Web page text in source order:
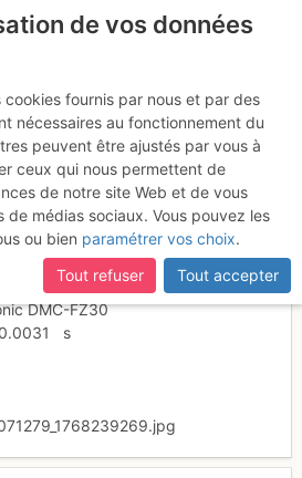
accessibles, manquantes ou
vous puis reconnectez-vous à votre
et Aravis
00:00
collaboratif (CC by-sa)
DMC-FZ30
0.0031
s
de vos données
fournis par nous et par des
nécessaires au fonctionnement du
peuvent être ajustés par vous à
ceux qui nous permettent de
de notre site Web et de vous
médias sociaux. Vous pouvez les
ou bien paramétrer vos choix.
Tout refuser
Tout accepter